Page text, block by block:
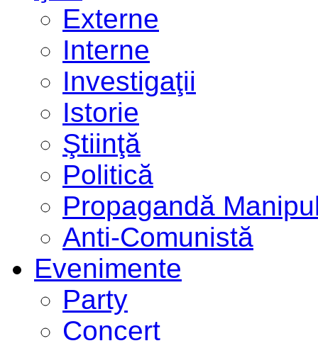
Externe
Interne
Investigaţii
Istorie
Ştiinţă
Politică
Propagandă
Anti-Comunistă
Evenimente
Party
Concert